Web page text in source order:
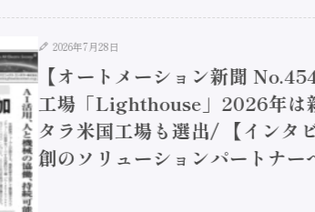
2026年7月28日
【オートメーション新聞
工場「Lighthouse」2026年は
タラ米国工場も選出/ 【インタ
創のソリューションパートナー